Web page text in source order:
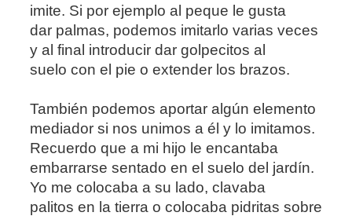
imite. Si por ejemplo al peque le gusta
dar palmas, podemos imitarlo varias veces
y al final introducir dar golpecitos al
suelo con el pie o extender los brazos.
También podemos aportar algún elemento
mediador si nos unimos a él y lo imitamos.
Recuerdo que a mi hijo le encantaba
embarrarse sentado en el suelo del jardín.
Yo me colocaba a su lado, clavaba
palitos en la tierra o colocaba pidritas sobre